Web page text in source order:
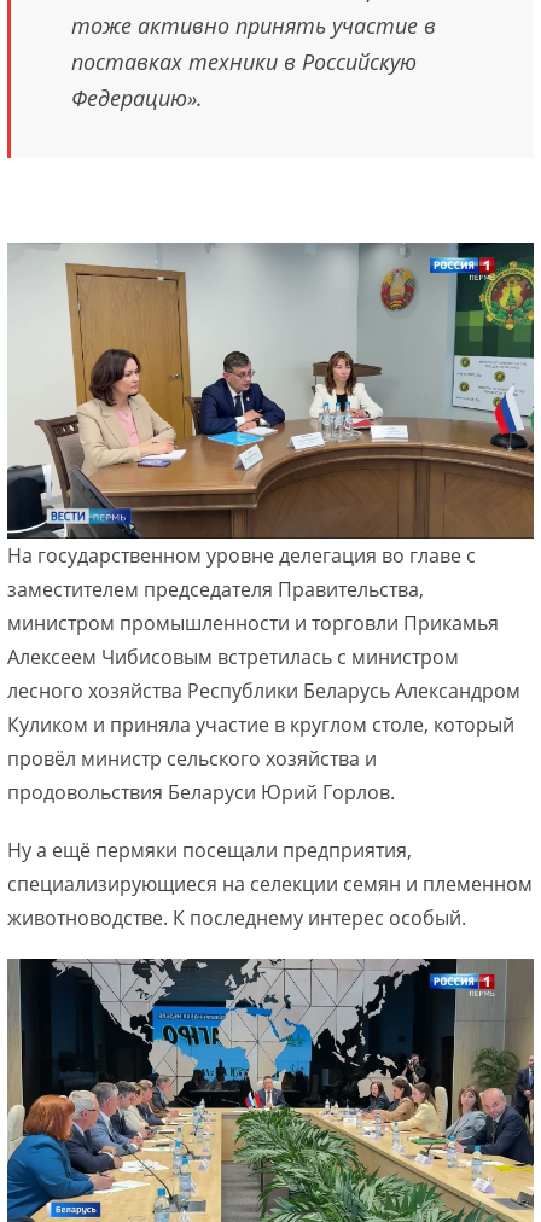
тоже активно принять участие в
поставках техники в Российскую
Федерацию».
На государственном уровне делегация во главе с
заместителем председателя Правительства,
министром промышленности и торговли Прикамья
Алексеем Чибисовым встретилась с министром
лесного хозяйства Республики Беларусь Александром
Куликом и приняла участие в круглом столе, который
провёл министр сельского хозяйства и
продовольствия Беларуси Юрий Горлов.
Ну а ещё пермяки посещали предприятия,
специализирующиеся на селекции семян и племенном
животноводстве. К последнему интерес особый.